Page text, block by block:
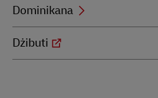
Dominikana
Dżibuti